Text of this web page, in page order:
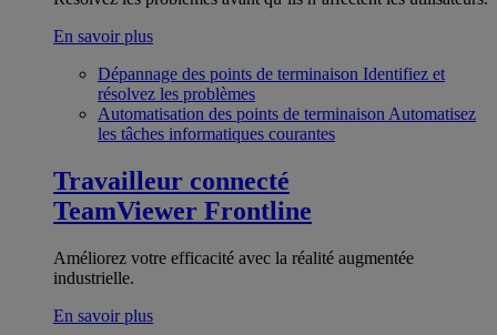
En savoir plus
Dépannage des points de terminaison Identifiez et
résolvez les problèmes
Automatisation des points de terminaison Automatisez
les tâches informatiques courantes
Travailleur connecté
TeamViewer Frontline
Améliorez votre efficacité avec la réalité augmentée
industrielle.
En savoir plus